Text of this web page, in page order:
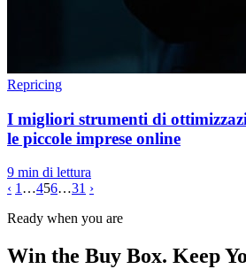
Repricing
I migliori strumenti di
le piccole imprese online
9 min di lettura
‹ 1 …456…31 ›
Ready when you are
Win the Buy Box. Keep